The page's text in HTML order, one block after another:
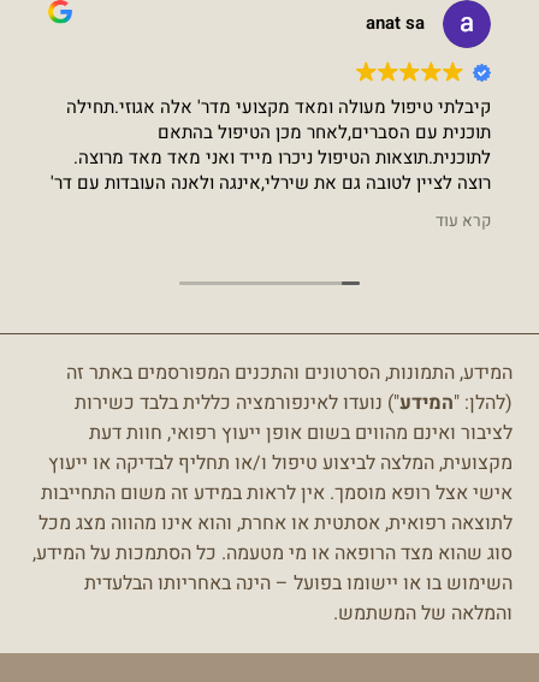
anat sa
קיבלתי טיפול מעולה ומאד מקצועי מדר' אלה אגוזי.תחילה
תוכנית עם הסברים,לאחר מכן הטיפול בהתאם
לתוכנית.תוצאות הטיפול ניכרו מייד ואני מאד מאד מרוצה.
רוצה לציין לטובה גם את שירלי,אינגה ולאנה העובדות עם דר'
קרא עוד
המידע, התמונות, הסרטונים והתכנים המפורסמים באתר זה
(להלן: "המידע") נועדו לאינפורמציה כללית בלבד כשירות
לציבור ואינם מהווים בשום אופן ייעוץ רפואי, חוות דעת
מקצועית, המלצה לביצוע טיפול ו/או תחליף לבדיקה או ייעוץ
אישי אצל רופא מוסמך. אין לראות במידע זה משום התחייבות
לתוצאה רפואית, אסתטית או אחרת, והוא אינו מהווה מצג מכל
סוג שהוא מצד הרופאה או מי מטעמה. כל הסתמכות על המידע,
השימוש בו או יישומו בפועל – הינה באחריותו הבלעדית
והמלאה של המשתמש.